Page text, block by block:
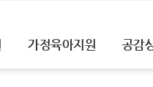
가정육아지원 공감